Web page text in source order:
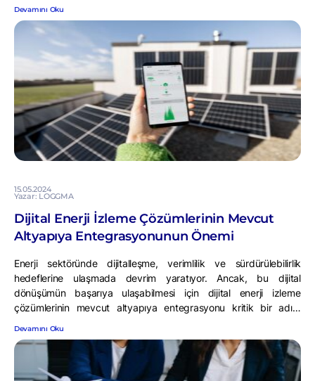
sahip. Gelin bu yazıda, bu dijital dönüşümün birkaç kilit noktasını
inceleyelim. Dijitalleşmiş Santral Yönetimi ve Verimlilik Enerji
dönüşümü, […]
Devamını Oku
15.05.2024
Yazar: LOGGMA
Dijital Enerji İzleme Çözümlerinin Mevcut
Altyapıya Entegrasyonunun Önemi
Enerji sektöründe dijitalleşme, verimlilik ve sürdürülebilirlik
hedeflerine ulaşmada devrim yaratıyor. Ancak, bu dijital
dönüşümün başarıya ulaşabilmesi için dijital enerji izleme
çözümlerinin mevcut altyapıya entegrasyonu kritik bir adım
önemli? Gelin beraber inceleyelim.
Devamını Oku